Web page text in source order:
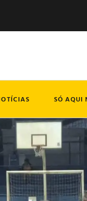
SÓ AQUI